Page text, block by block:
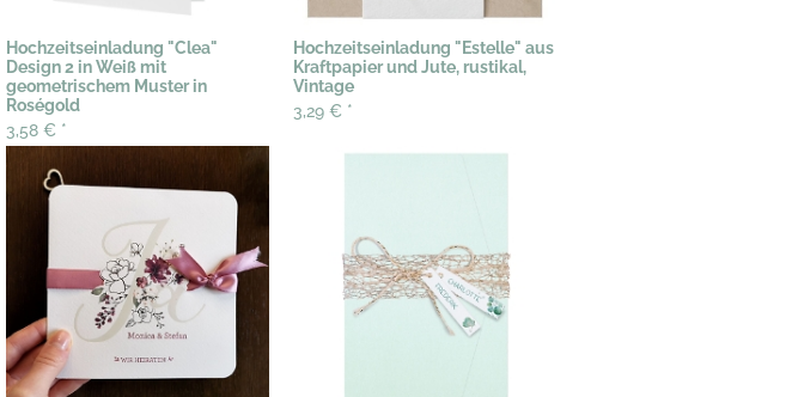
Hochzeitseinladung "Clea"
Design 2 in Weiß mit
geometrischem Muster in
Roségold
3,58 € *
Hochzeitseinladung "Estelle" aus
Kraftpapier und Jute, rustikal,
Vintage
3,29 € *